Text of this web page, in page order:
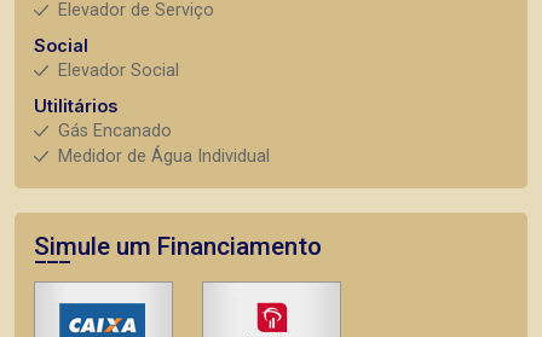
Elevador de Serviço
Social
Elevador Social
Utilitários
Gás Encanado
Medidor de Água Individual
Simule um Financiamento